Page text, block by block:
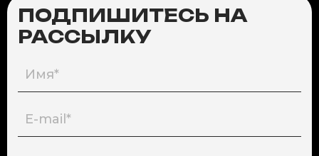
ПОДПИШИТЕСЬ НА
РАССЫЛКУ